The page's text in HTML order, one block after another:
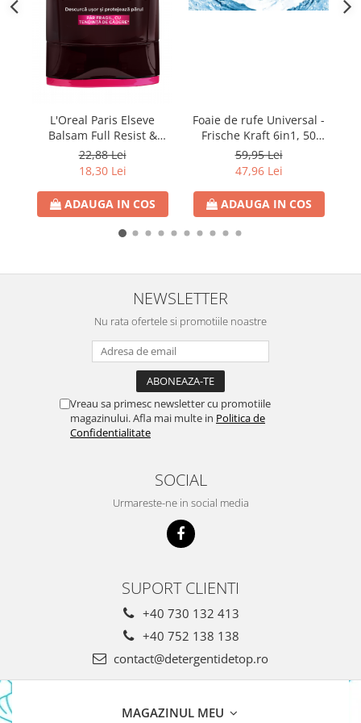
Detergent Vase Pentru Masina
Detergent Vase Manual
Solutie Clatire Vase
Sare Masina De Spalat
Lavete Si Bureti
Curatenie Bucatarie
Pungi Ambalare / Saci Menajeri
Diverse pentru bucatarie
Igiena si Dezinfectie
Detartrant WC
Dezinfectant Bucatarie
Gel Antibacterian
Igienol Dezinfectant
Produse Curatenie Baie
Prosoape De Hartie Si Servetele
Odorizant Camera Electric
Odorizant Camera Air Wick
Odorizant Camera cu Betisoare
Odorizant Camera Electric
Profesional
L'Oreal Paris Elseve
Balsam Full Resist &
Arginina 200ml
22,88 Lei
18,30 Lei
ADAUGA IN COS
Foaie de rufe Universal -
Frische Kraft 6in1, 50
foite
59,95 Lei
47,96 Lei
ADAUGA IN COS
NEWSLETTER
Nu rata ofertele si promotiile noastre
Vreau sa primesc newsletter cu promotiile
magazinului. Afla mai multe in Politica de
Confidentialitate
SOCIAL
Urmareste-ne in social media
SUPORT CLIENTI
+40 730 132 413
+40 752 138 138
contact@detergentidetop.ro
MAGAZINUL MEU